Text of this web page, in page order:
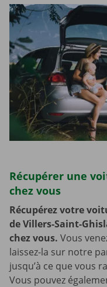
Récupérer une
chez vous
Récupérez votre
de Villers-Saint-
chez vous. Vous
laissez-la sur notre
jusqu’à ce que vous
Vous pouvez